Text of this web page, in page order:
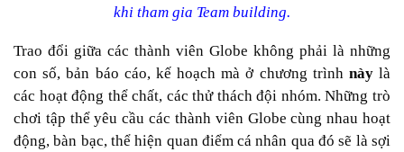
khi tham gia Team building.
Trao đổi giữa các thành viên Globe không phải là những
con số, bản báo cáo, kế hoạch mà ở chương trình nàylà
các hoạt động thể chất, các thử thách đội nhóm. Những trò
chơi tập thể yêu cầu các thành viên Globe cùng nhau hoạt
động, bàn bạc, thể hiện quan điểm cá nhân qua đó sẽ là sợi